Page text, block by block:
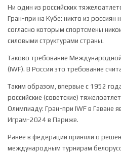
Ни один из российских
Гран-при на Кубе: никто из россиян
согласно которым спортсмены
силовыми структурами страны.
Таково требование
(IWF). В России это требование
Таким образом, впервые с 1952
российские (советские)
Олимпиаду: Гран-при IWF в Гаване
Играм-2024 в Париже.
Ранее в федерации приняли о
международным турнирам